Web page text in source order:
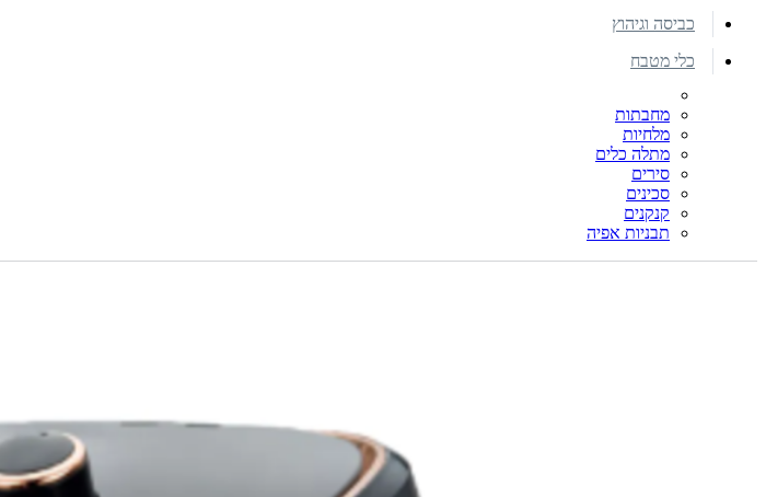
כביסה וגיהוץ
כלי מטבח
מחבתות
מלחיות
מתלה כלים
סירים
סכינים
קנקנים
תבניות אפיה